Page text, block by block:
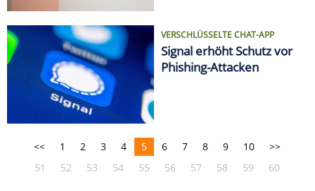
VERSCHLÜSSELTE CHAT-APP
Signal erhöht Schutz vor
Phishing-Attacken
<< 1 2 3 4 5 6 7 8 9 10
>>
51
52 53 54 55 56 57 58 59 60